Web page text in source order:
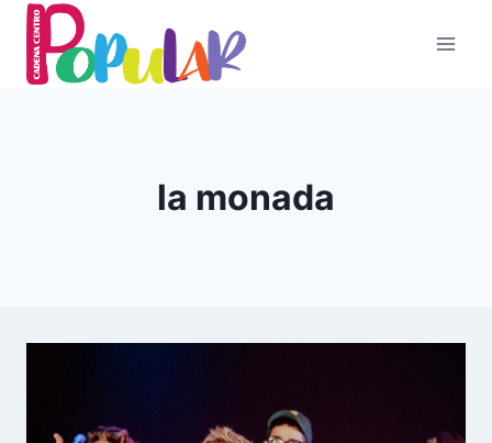
Skip
content
la monada